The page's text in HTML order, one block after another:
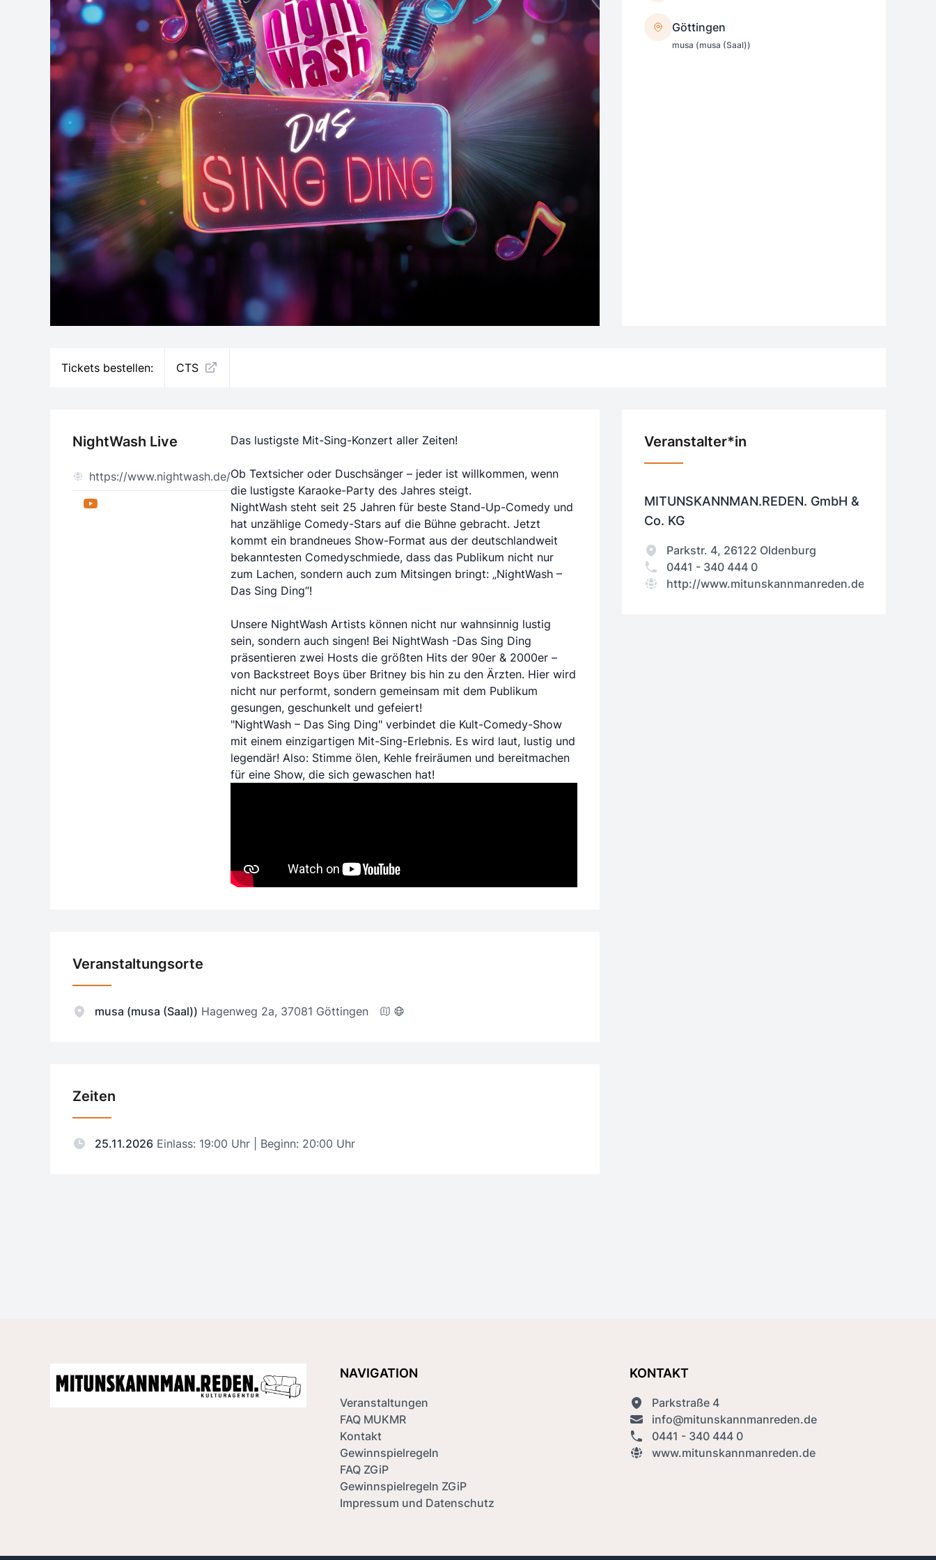
Göttingen
musa (musa (Saal))
Tickets bestellen: CTS
NightWash Live
https://www.nightwash.de/
Das lustigste Mit-Sing-Konzert aller Zeiten!
Ob Textsicher oder Duschsänger – jeder ist willkommen, wenn
die lustigste Karaoke-Party des Jahres steigt.
NightWash steht seit 25 Jahren für beste Stand-Up-Comedy und
hat unzählige Comedy-Stars auf die Bühne gebracht. Jetzt
kommt ein brandneues Show-Format aus der deutschlandweit
bekanntesten Comedyschmiede, dass das Publikum nicht nur
zum Lachen, sondern auch zum Mitsingen bringt: „NightWash –
Das Sing Ding“!
Unsere NightWash Artists können nicht nur wahnsinnig lustig
sein, sondern auch singen! Bei NightWash -Das Sing Ding
präsentieren zwei Hosts die größten Hits der 90er & 2000er –
von Backstreet Boys über Britney bis hin zu den Ärzten. Hier wird
nicht nur performt, sondern gemeinsam mit dem Publikum
gesungen, geschunkelt und gefeiert!
"NightWash – Das Sing Ding" verbindet die Kult-Comedy-Show
mit einem einzigartigen Mit-Sing-Erlebnis. Es wird laut, lustig und
legendär! Also: Stimme ölen, Kehle freiräumen und bereitmachen
für eine Show, die sich gewaschen hat!
Veranstaltungsorte
musa (musa (Saal)) Hagenweg 2a, 37081 Göttingen
Zeiten
25.11.2026 Einlass: 19:00 Uhr | Beginn: 20:00 Uhr
Veranstalter*in
MITUNSKANNMAN.REDEN. GmbH &
Co. KG
Parkstr. 4, 26122 Oldenburg
0441 - 340 444 0
http://www.mitunskannmanreden.de
NAVIGATION
Veranstaltungen
FAQ MUKMR
Kontakt
Gewinnspielregeln
FAQ ZGiP
Gewinnspielregeln ZGiP
Impressum und Datenschutz
KONTAKT
Parkstraße 4
info@mitunskannmanreden.de
0441 - 340 444 0
www.mitunskannmanreden.de